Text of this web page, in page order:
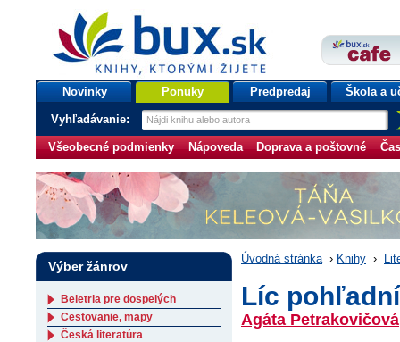
bux.sk
knihy, ktorými žijete
Úvodná stránka
Novinky Ponuky Predpredaj Škola a
Vyhľadávanie:
Všeobecné podmienky Nápoveda Doprava a poštovné
Úvodná stránka › Knihy ›
Líc
Agáta Petrakovičová
Výber žánrov
Beletria pre dospelých
Cestovanie, mapy
Česká literatúra